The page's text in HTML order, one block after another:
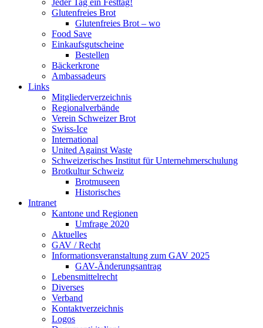
Jeder Tag ein Festtag!
Glutenfreies Brot
Glutenfreies Brot – wo
Food Save
Einkaufsgutscheine
Bestellen
Bäckerkrone
Ambassadeurs
Links
Mitgliederverzeichnis
Regionalverbände
Verein Schweizer Brot
Swiss-Ice
International
United Against Waste
Schweizerisches Institut für Unternehmerschulung
Brotkultur Schweiz
Brotmuseen
Historisches
Intranet
Kantone und Regionen
Umfrage 2020
Aktuelles
GAV / Recht
Informationsveranstaltung zum GAV 2025
GAV-Änderungsantrag
Lebensmittelrecht
Diverses
Verband
Kontaktverzeichnis
Logos